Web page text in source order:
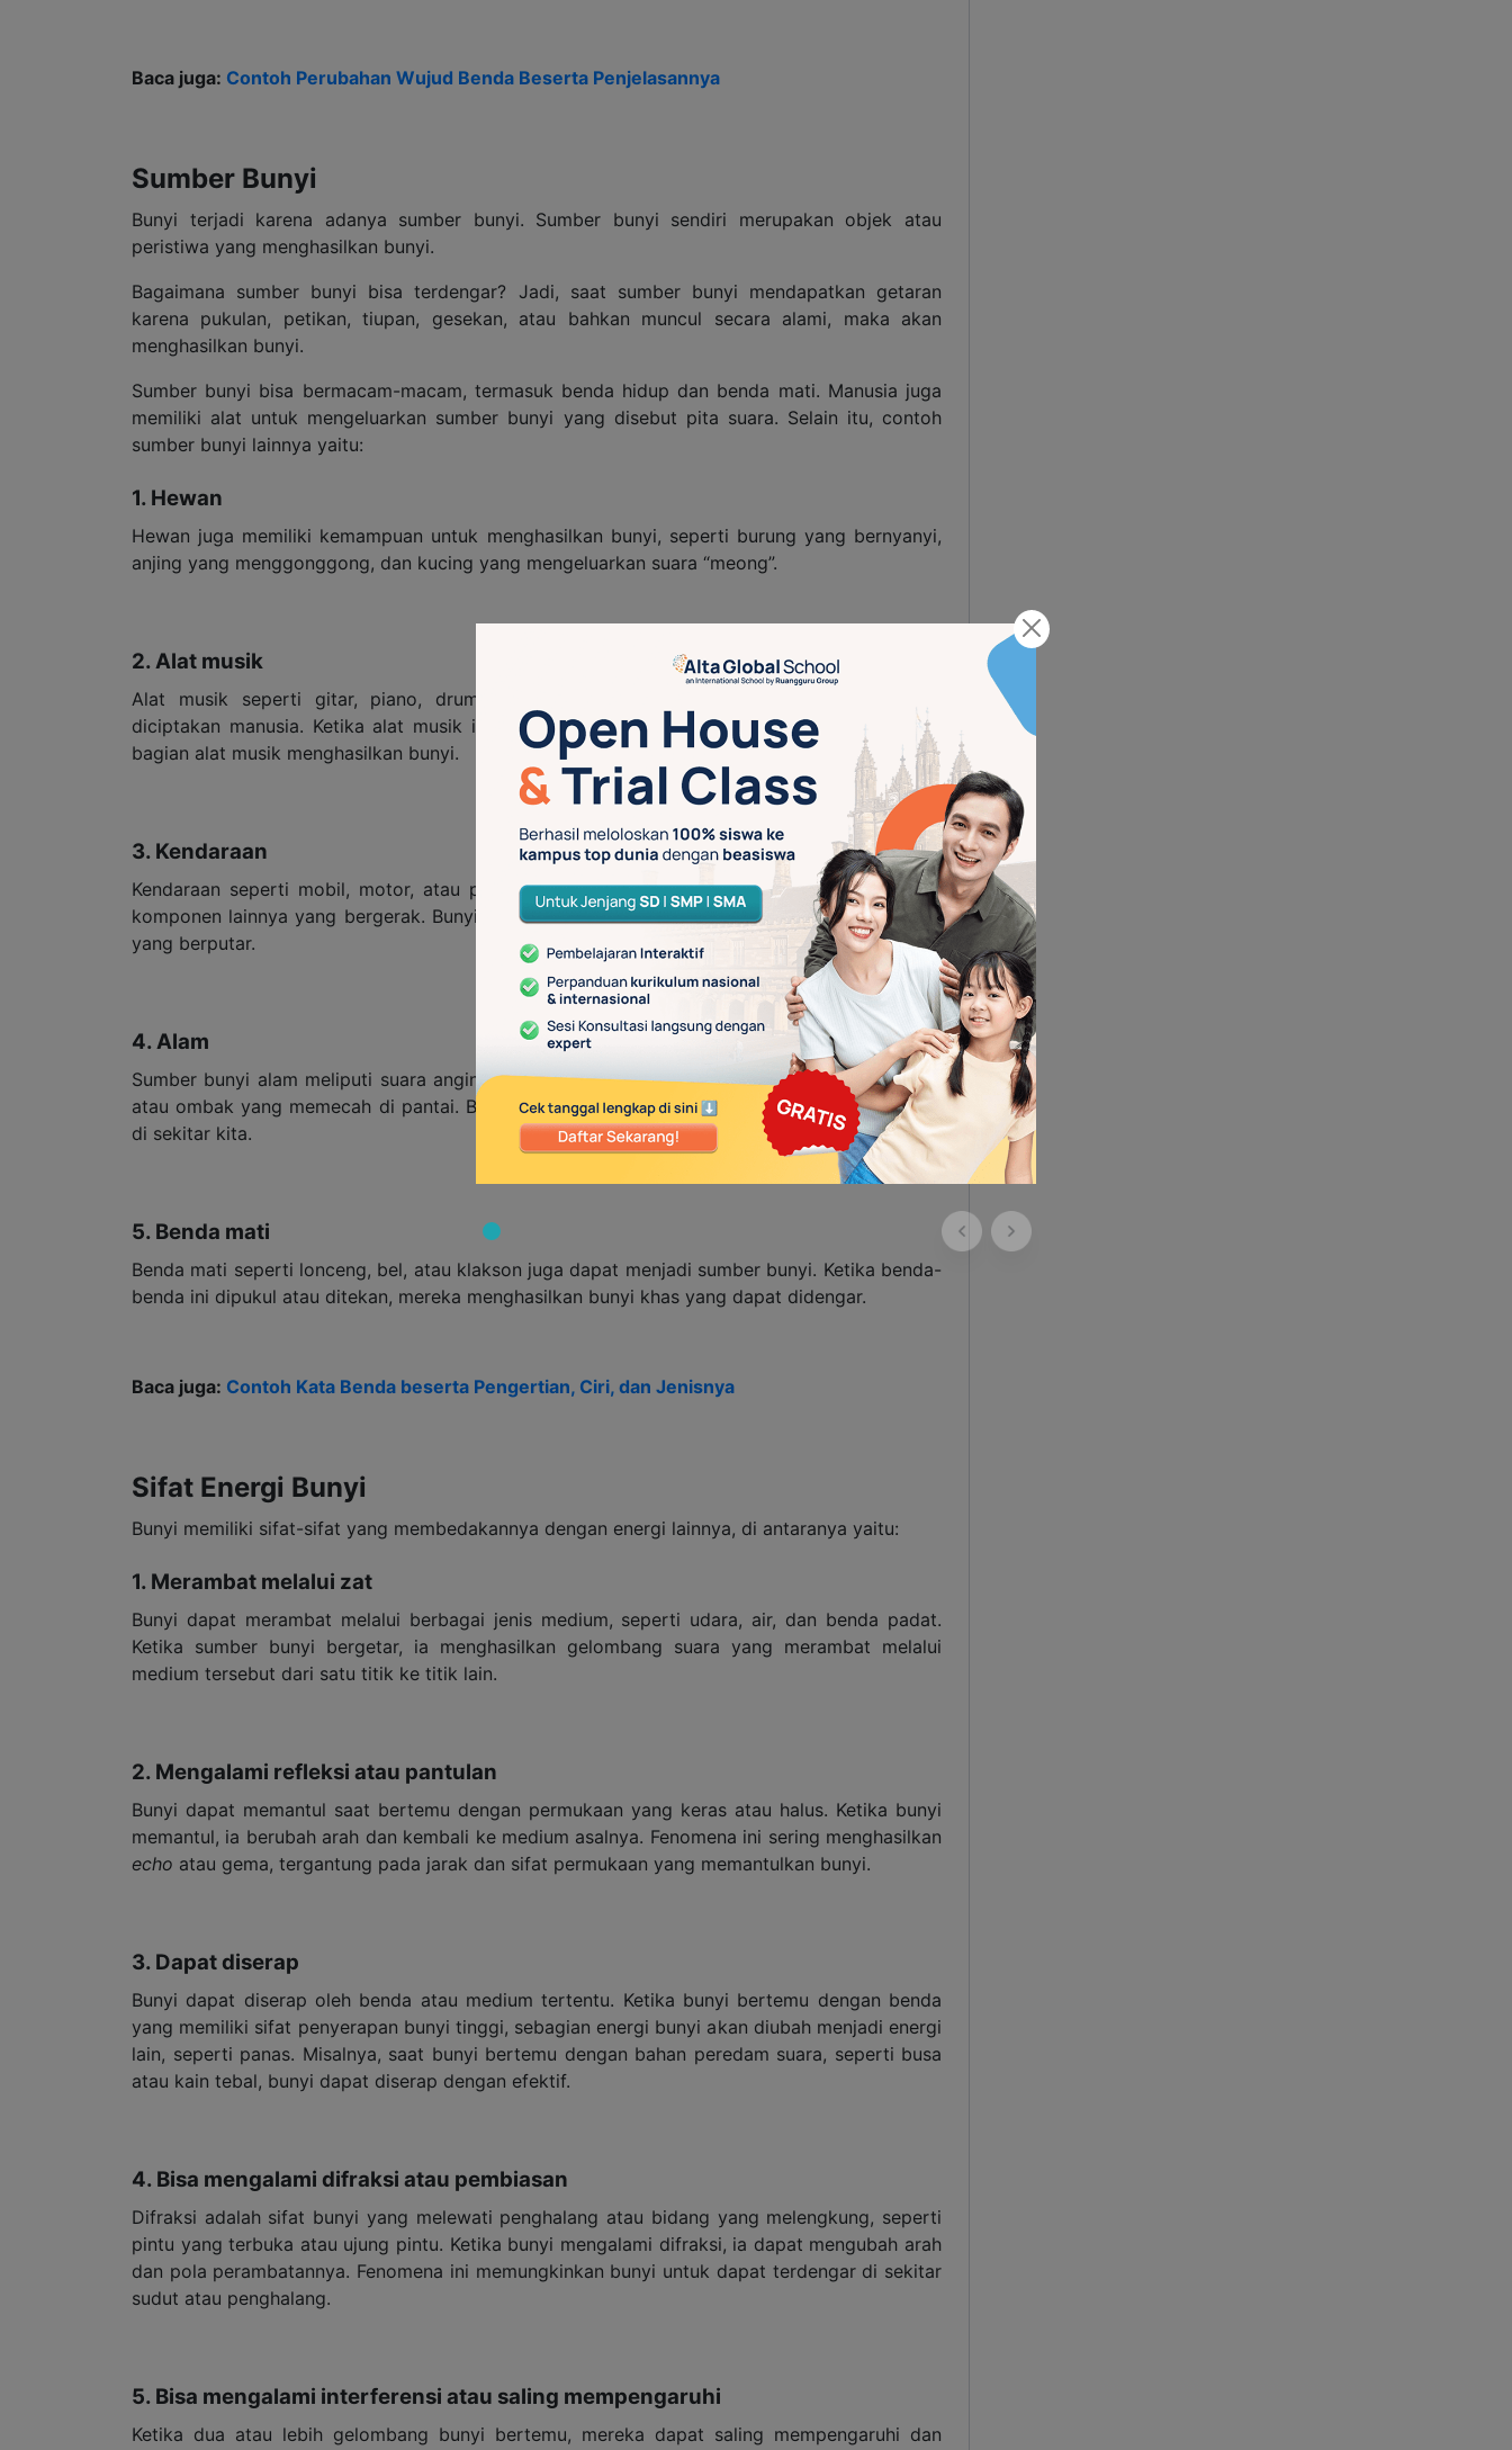
Baca juga: Contoh Perubahan Wujud Benda Beserta Penjelasannya
Sumber Bunyi
Bunyi terjadi karena adanya sumber bunyi. Sumber bunyi sendiri merupakan objek atau
peristiwa yang menghasilkan bunyi.
Bagaimana sumber bunyi bisa terdengar? Jadi, saat sumber bunyi mendapatkan getaran
karena pukulan, petikan, tiupan, gesekan, atau bahkan muncul secara alami, maka akan
menghasilkan bunyi.
Sumber bunyi bisa bermacam-macam, termasuk benda hidup dan benda mati. Manusia juga
memiliki alat untuk mengeluarkan sumber bunyi yang disebut pita suara. Selain itu, contoh
sumber bunyi lainnya yaitu:
1. Hewan
Hewan juga memiliki kemampuan untuk menghasilkan bunyi, seperti burung yang bernyanyi,
anjing yang menggonggong, dan kucing yang mengeluarkan suara “meong”.
2. Alat musik
Alat musik seperti gitar, piano, drum, dan seruling adalah contoh sumber bunyi yang
diciptakan manusia. Ketika alat musik ini dimainkan, getaran atau pergerakan pada bagian-
bagian alat musik menghasilkan bunyi.
3. Kendaraan
Kendaraan seperti mobil, motor, atau pesawat terbang menghasilkan bunyi dari mesin atau
komponen lainnya yang bergerak. Bunyi ini dapat berasal dari suara mesin, knalpot, atau ban
yang berputar.
4. Alam
Sumber bunyi alam meliputi suara angin yang bertiup, suara hujan yang jatuh, gemuruh petir,
atau ombak yang memecah di pantai. Bunyi-bunyi ini berasal dari peristiwa alam yang terjadi
di sekitar kita.
5. Benda mati
Benda mati seperti lonceng, bel, atau klakson juga dapat menjadi sumber bunyi. Ketika benda-
benda ini dipukul atau ditekan, mereka menghasilkan bunyi khas yang dapat didengar.
Baca juga: Contoh Kata Benda beserta Pengertian, Ciri, dan Jenisnya
Sifat Energi Bunyi
Bunyi memiliki sifat-sifat yang membedakannya dengan energi lainnya, di antaranya yaitu:
1. Merambat melalui zat
Bunyi dapat merambat melalui berbagai jenis medium, seperti udara, air, dan benda padat.
Ketika sumber bunyi bergetar, ia menghasilkan gelombang suara yang merambat melalui
medium tersebut dari satu titik ke titik lain.
2. Mengalami refleksi atau pantulan
Bunyi dapat memantul saat bertemu dengan permukaan yang keras atau halus. Ketika bunyi
memantul, ia berubah arah dan kembali ke medium asalnya. Fenomena ini sering menghasilkan
echo atau gema, tergantung pada jarak dan sifat permukaan yang memantulkan bunyi.
3. Dapat diserap
Bunyi dapat diserap oleh benda atau medium tertentu. Ketika bunyi bertemu dengan benda
yang memiliki sifat penyerapan bunyi tinggi, sebagian energi bunyi akan diubah menjadi energi
lain, seperti panas. Misalnya, saat bunyi bertemu dengan bahan peredam suara, seperti busa
atau kain tebal, bunyi dapat diserap dengan efektif.
4. Bisa mengalami difraksi atau pembiasan
Difraksi adalah sifat bunyi yang melewati penghalang atau bidang yang melengkung, seperti
pintu yang terbuka atau ujung pintu. Ketika bunyi mengalami difraksi, ia dapat mengubah arah
dan pola perambatannya. Fenomena ini memungkinkan bunyi untuk dapat terdengar di sekitar
sudut atau penghalang.
5. Bisa mengalami interferensi atau saling mempengaruhi
Ketika dua atau lebih gelombang bunyi bertemu, mereka dapat saling mempengaruhi dan